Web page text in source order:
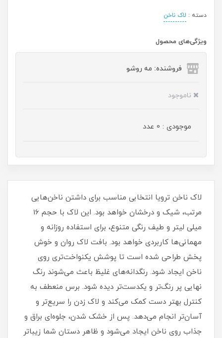
دسته : لاک ناخن
ویژگی‌های محصول
فروشنده: مه رو‌شو
ناموجود
موجودی : 0 عدد
لاک ناخن ترویا انتخابی مناسب برای داشتن ناخن‌هایی
مرتب، شیک و درخشان خواهد بود. این لاک با حجم 16
میلی‌ لیتر و طیف رنگی متنوع، برای استفاده روزانه و
مهمانی‌ها کاربردی خواهد بود. بافت لاک روان و خوش‌
پخش طراحی شده است تا پوشش یکنواخت‌تری روی
ناخن ایجاد شود. رنگدانه‌های غلیظ باعث می‌شوند رنگ
نهایی پر رنگ‌تر و یکدست‌تر دیده شود. برس منعطف به
کنترل بهتر دست کمک می‌کند و لاک زدن را سریع‌تر و
آسان‌تر انجام می‌دهد. پس از خشک شدن، جلوه‌ای براق و
جذاب روی ناخن ایجاد می‌شود و ظاهر دستان شما زیباتر